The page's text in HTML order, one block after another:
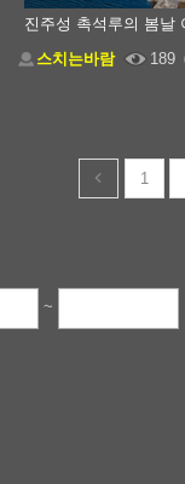
진주성 촉석루의 봄날
스치는바람
189
1
~